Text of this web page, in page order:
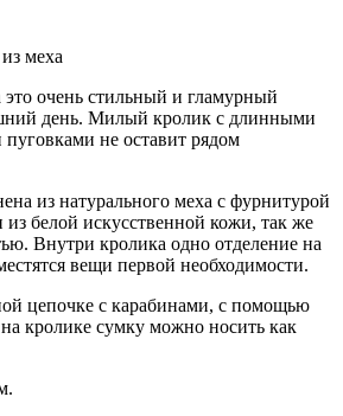
меха
очень стильный и гламурный
день. Милый кролик с длинными
не оставит рядом
из натурального меха с фурнитурой
из белой искусственной кожи, так же
Внутри кролика одно отделение на
вещи первой необходимости.
цепочке с карабинами, с помощью
кролике сумку можно носить как